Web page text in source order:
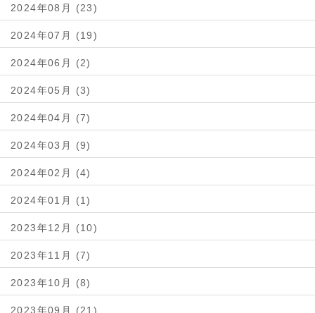
2024年08月 (23)
2024年07月 (19)
2024年06月 (2)
2024年05月 (3)
2024年04月 (7)
2024年03月 (9)
2024年02月 (4)
2024年01月 (1)
2023年12月 (10)
2023年11月 (7)
2023年10月 (8)
2023年09月 (21)